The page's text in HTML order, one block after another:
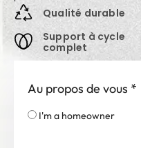
Qualité durable
Support à cycle
complet
Au propos de vous *
I'm a homeowner